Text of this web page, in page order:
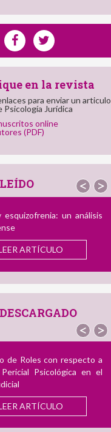
en la revista
para enviar un articulo
Psicología Jurídica
online
(PDF)
< >
esquizofrenia: un análisis
ARTÍCULO
< >
de Roles con respecto a
Psicológica en el
ARTÍCULO